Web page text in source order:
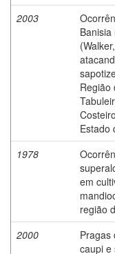
2003
Região
Estado
1978
em
região
2000
Pragas
caupi e